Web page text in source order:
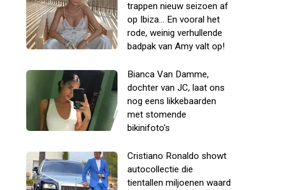
trappen nieuw seizoen af
op Ibiza... En vooral het
rode, weinig verhullende
badpak van Amy valt op!
Bianca Van Damme,
dochter van JC, laat ons
nog eens likkebaarden
met stomende
bikinifoto's
Cristiano Ronaldo showt
autocollectie die
tientallen miljoenen waard